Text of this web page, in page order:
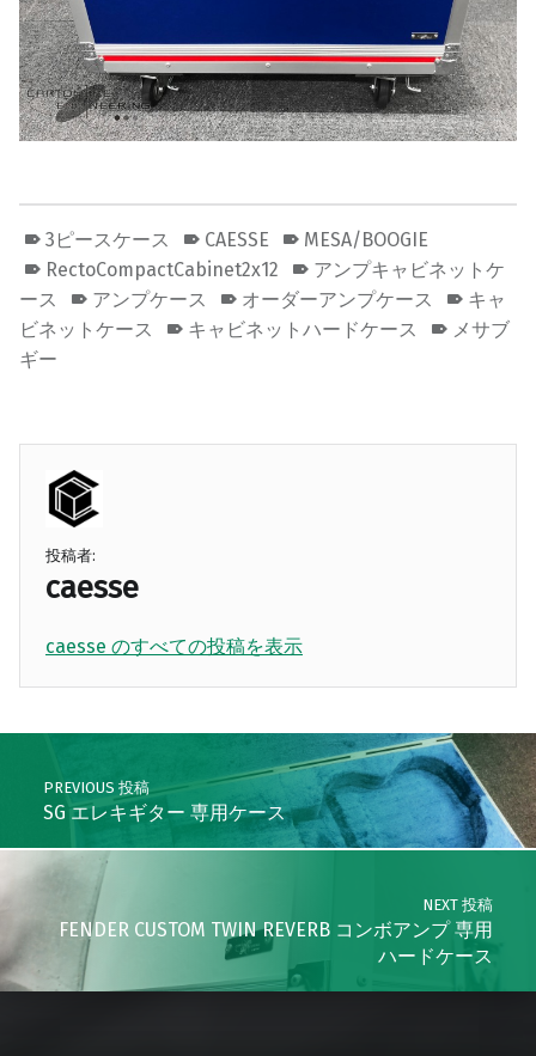
3ピースケース CAESSE
MESA/BOOGIE
RectoCompactCabinet2x12
アンプキャビネットケ
ース
アンプケース オーダーアンプケース
キャ
ビネットケース
キャビネットハードケース
メサブ
ギー
投稿者:
caesse
caesse のすべての投稿を表示
Skip back to main navigation
Post navigation
PREVIOUS 投稿
SG エレキギター 専用ケース
NEXT 投稿
FENDER CUSTOM TWIN REVERB コンボアンプ 専用
ハードケース